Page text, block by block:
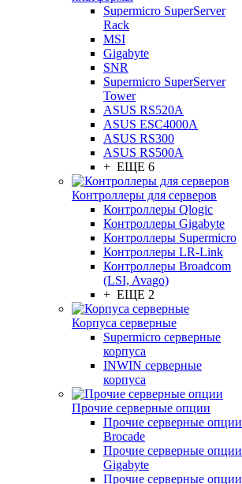
Supermicro SuperServer
Rack
MSI
Gigabyte
SNR
Supermicro SuperServer
Tower
ASUS RS520A
ASUS ESC4000A
ASUS RS300
ASUS RS500A
+ ЕЩЕ 6
Контроллеры для серверов
Контроллеры Qlogic
Контроллеры Gigabyte
Контроллеры Supermicro
Контроллеры LR-Link
Контроллеры Broadcom
(LSI, Avago)
+ ЕЩЕ 2
Корпуса серверные
Supermicro серверные
корпуса
INWIN серверные
корпуса
Прочие серверные опции
Прочие серверные опции
Brocade
Прочие серверные опции
Gigabyte
Прочие серверные опции